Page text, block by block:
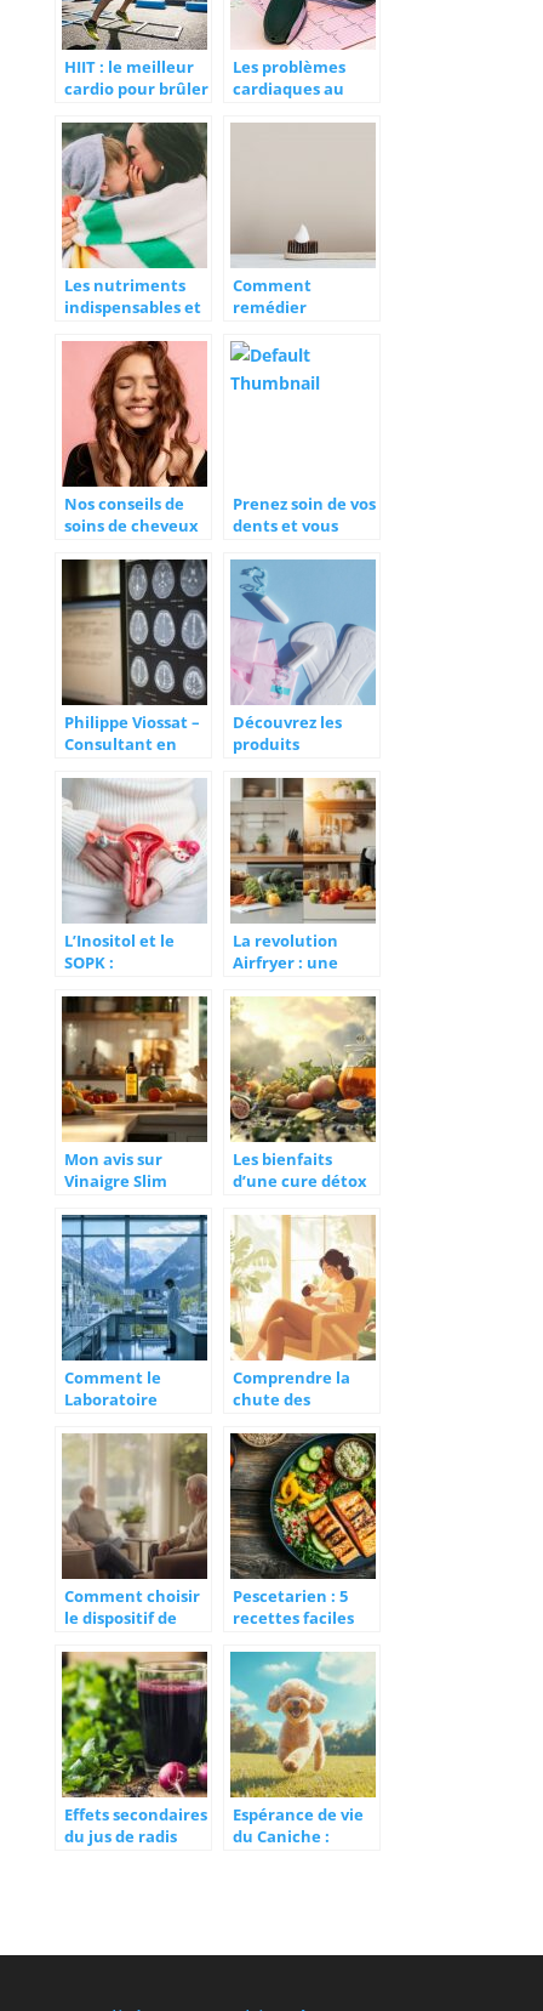
HIIT : le meilleur
cardio pour brûler
Les problèmes
cardiaques au
Les nutriments
indispensables et
alimentaires pour
vivre mieux
Comment
remédier
la mauvaise
haleine ?
Nos conseils de
soins de cheveux
Prenez soin de vos
dents et vous
santé
Philippe Viossat –
Consultant en
médicale
Découvrez les
produits
pour
l’incontinence
L’Inositol et le
SOPK :
Différentes
Formes et leur
Ratio
La revolution
Airfryer : une
analyse son
impact calorique
face a la friteuse
Mon avis sur
Vinaigre Slim
test :
Transformation
et Experience
Detaillee
Les bienfaits
d’une cure détox
purifier votre
organisme
Comment le
Laboratoire
Meylan
révolutionne la
beauté naturelle
grâce à
l’excellence de la
nutraceutique
Comprendre la
chute des
accouchement et
ses impacts sur le
bien-être
Comment choisir
le dispositif de
pour garantir la
sécurité des
seniors
Pescetarien : 5
recettes faciles
régime
alimentaire
équilibré au
quotidien
Effets secondaires
du jus de radis
Espérance de vie
du Caniche :